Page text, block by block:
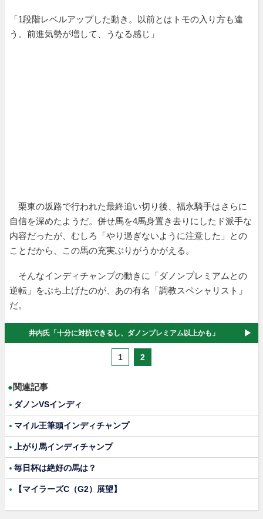
「1段階レベルアップした動き。以前とはトモの入り方も違
う。前進気勢が増して、うなる感じ」
栗東の坂路で行われた最終追い切り後、福永騎手はさらに
自信を深めたようだ。併せ馬を4馬身置き去りにしたド派手な
内容だったが、むしろ「やり過ぎないように注意した」との
ことだから、この馬の充実ぶりがうかがえる。
そんなインディチャンプの動きに「ダノンプレミアムとの
逆転」をぶち上げたのが、あの有名「調教スペシャリスト」
だ。
井内氏「十分に対抗できるし、ダノンプレミアム以上かも」
1 2
●関連記事
ダノンVSインディ
マイル王筆頭インディチャンプ
上がり馬インディチャンプ
毎日杯は絶好の馬は？
【マイラーズC（G2）展望】